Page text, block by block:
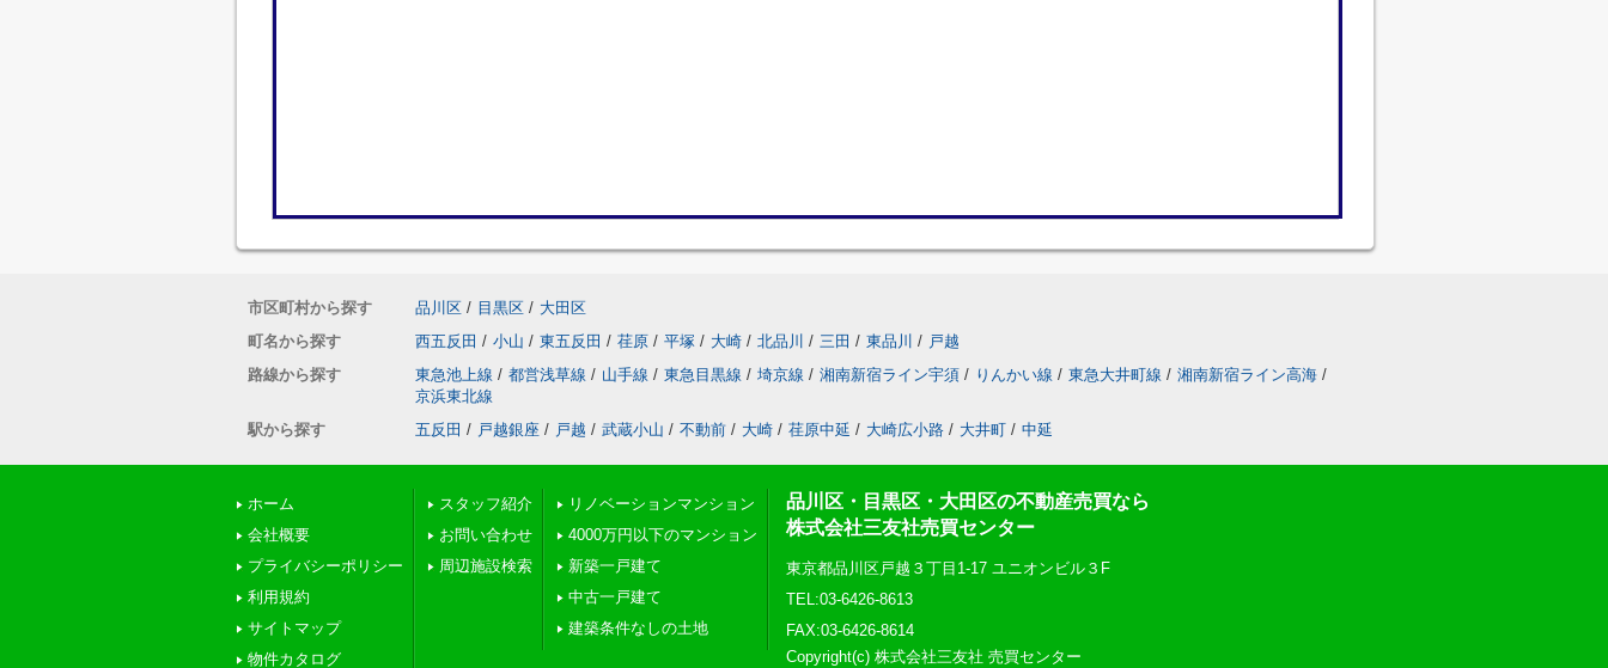
市区町村から探す 品川区 / 目黒区 / 大田区
町名から探す
西五反田 / 小山 / 東五反田 / 荏原 / 平塚 / 大崎 / 北品川 / 三田 / 東品川 / 戸越
路線から探す
東急池上線 / 都営浅草線 / 山手線 / 東急目黒線 / 埼京線 / 湘南新宿ライン宇須 / りんかい線 / 東急大井町線 / 湘南新宿ライン高海 /
京浜東北線
駅から探す
五反田 / 戸越銀座 / 戸越 / 武蔵小山 / 不動前 / 大崎 / 荏原中延 / 大崎広小路 / 大井町 / 中延
ホーム
会社概要
プライバシーポリシー
利用規約
サイトマップ
物件カタログ
スタッフ紹介
お問い合わせ
周辺施設検索
リノベーションマンション
4000万円以下のマンション
新築一戸建て
中古一戸建て
建築条件なしの土地
品川区・目黒区・大田区の不動産売買なら
株式会社三友社売買センター
東京都品川区戸越３丁目1-17 ユニオンビル３F
TEL:03-6426-8613
FAX:03-6426-8614
Copyright(c) 株式会社三友社 売買センター